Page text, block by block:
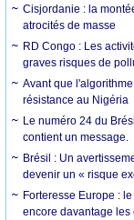
Cisjordanie : la
atrocités de masse
RD Congo : Les
graves risques de
Avant que
résistance au Nigéria
Le numéro 24 du
contient un message.
Brésil : Un
devenir un « risque
Forteresse Europe :
encore davantage les